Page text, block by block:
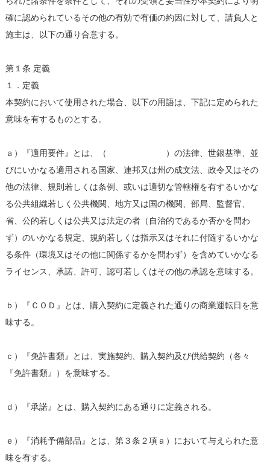
確に認められているその他の有効で有価の約因に対して、請負人と
施主は、以下の通り合意する。
第１条 定義
１．定義
本契約において使用された場合、以下の用語は、下記に定められた
意味を有するものとする。
ａ）『適用要件』とは、（ ）の法律、世銀基準、並
びにいかなる適用される国家、連邦又は州の成文法、政令又はその
他の法律、規則若しくは条例、或いは適切な管轄権を有するいかな
る公共組織若しく公共機関、地方又は国の機関、部局、監督官、
省、公的若しくは公共又は法定の者（自治的であるか否かを問わ
ず）のいかなる規定、規約若しくは指示又はそれに付随するいかな
る条件（環境又はその他に関係するかを問わず）を含めていかなる
ライセンス、承諾、許可、認可若しくはその他の承認を意味する。
ｂ）『ＣＯＤ』とは、購入契約に定義された通りの商業運転日を意
味する。
ｃ）『免許書類』とは、実施契約、購入契約及び供給契約（各々
『免許書類』）を意味する。
ｄ）『承諾』とは、購入契約にある通りに定義される。
ｅ）『消耗予備部品』とは、第３条２項ａ）において与えられた意
味を有する。